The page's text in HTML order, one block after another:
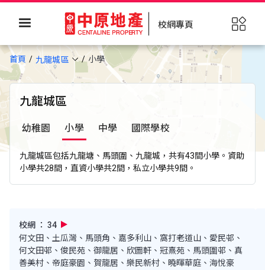
校網專頁
首頁 九龍城區 小學
九龍城區
幼稚園 小學 中學 國際學校
九龍城區包括九龍塘、馬頭圍、九龍城，共有43間小學。資助
小學共28間，直資小學共2間，私立小學共9間。
校網 ： 34
何文田、土瓜灣、馬頭角、嘉多利山、窩打老道山、愛民邨、
何文田邨、俊民苑、御龍居、欣圖軒、冠熹苑、馬頭圍邨、真
善美村、帝庭豪園、賀龍居、樂民新村、曉暉華庭、海悅豪